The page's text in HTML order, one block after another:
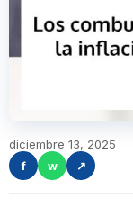
diciembre 13, 2025
f
w ↗